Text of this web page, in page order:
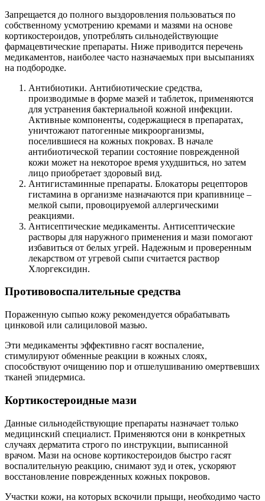
Запрещается до полного выздоровления пользоваться по
собственному усмотрению кремами и мазями на основе
кортикостероидов, употреблять сильнодействующие
фармацевтические препараты. Ниже приводится перечень
медикаментов, наиболее часто назначаемых при высыпаниях
на подбородке.
Антибиотики. Антибиотические средства,
производимые в форме мазей и таблеток, применяются
для устранения бактериальной кожной инфекции.
Активные компоненты, содержащиеся в препаратах,
уничтожают патогенные микроорганизмы,
поселившиеся на кожных покровах. В начале
антибиотической терапии состояние поврежденной
кожи может на некоторое время ухудшиться, но затем
лицо приобретает здоровый вид.
Антигистаминные препараты. Блокаторы рецепторов
гистамина в организме назначаются при крапивнице –
мелкой сыпи, провоцируемой аллергическими
реакциями.
Антисептические медикаменты. Антисептические
растворы для наружного применения и мази помогают
избавиться от белых угрей. Надежным и проверенным
лекарством от угревой сыпи считается раствор
Хлоргексидин.
Противовоспалительные средства
Пораженную сыпью кожу рекомендуется обрабатывать
цинковой или салициловой мазью.
Эти медикаменты эффективно гасят воспаление,
стимулируют обменные реакции в кожных слоях,
способствуют очищению пор и отшелушиванию омертвевших
тканей эпидермиса.
Кортикостероидные мази
Данные сильнодействующие препараты назначает только
медицинский специалист. Применяются они в конкретных
случаях дерматита строго по инструкции, выписанной
врачом. Мази на основе кортикостероидов быстро гасят
воспалительную реакцию, снимают зуд и отек, ускоряют
восстановление поврежденных кожных покровов.
Участки кожи, на которых вскочили прыщи, необходимо часто